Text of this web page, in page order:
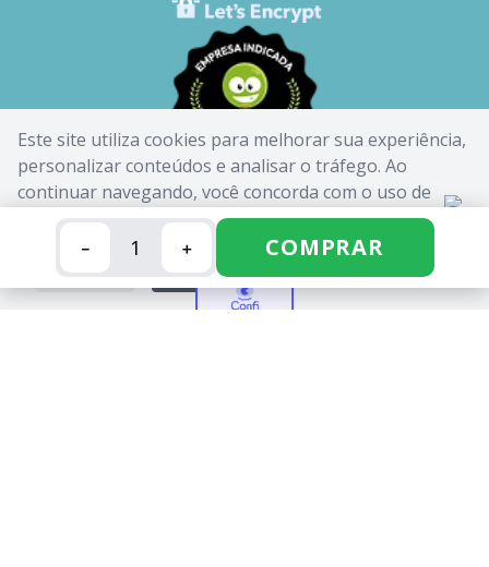
Este site utiliza cookies para melhorar sua experiência,
personalizar conteúdos e analisar o tráfego. Ao
continuar navegando, você concorda com o uso de
cookies. Saiba mais em nossaPolítica de Cookies.
ACEITAR
＋
－ COMPRAR